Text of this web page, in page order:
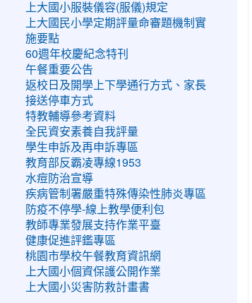
上大國小服裝儀容(服儀)規定
上大國民小學定期評量命審題機制實
施要點
60週年校慶紀念特刊
午餐重要公告
返校日及開學上下學通行方式、家長
接送停車方式
特教輔導參考資料
全民資安素養自我評量
學生申訴及再申訴專區
教育部反霸凌專線1953
水痘防治宣導
疾病管制署嚴重特殊傳染性肺炎專區
防疫不停學-線上教學便利包
教師專業發展支持作業平臺
健康促進評鑑專區
桃園市學校午餐教育資訊網
上大國小個資保護公開作業
上大國小災害防救計畫書